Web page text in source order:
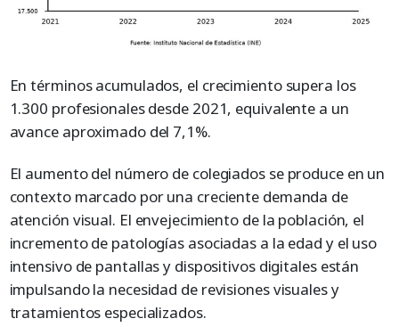
En términos acumulados, el crecimiento supera los
1.300 profesionales desde 2021, equivalente a un
avance aproximado del 7,1%.
El aumento del número de colegiados se produce en un
contexto marcado por una creciente demanda de
atención visual. El envejecimiento de la población, el
incremento de patologías asociadas a la edad y el uso
intensivo de pantallas y dispositivos digitales están
impulsando la necesidad de revisiones visuales y
tratamientos especializados.